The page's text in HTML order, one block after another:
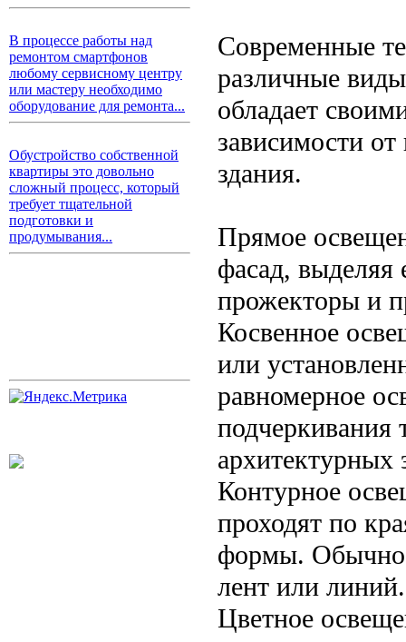
В процессе работы над
ремонтом смартфонов
любому сервисному центру
или мастеру необходимо
оборудование для ремонта...
Обустройство собственной
квартиры это довольно
сложный процесс, который
требует тщательной
подготовки и
продумывания...
Современные
различные
обладает
зависимости
здания.
Прямое
фасад, выделяя
прожекторы и
Косвенное
или
равномерное
подчеркивания
архитектурных
Контурное
проходят по
формы. Обычно
лент или линий.
Цветное